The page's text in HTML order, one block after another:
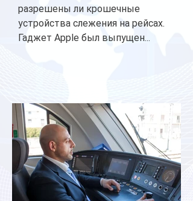
разрешены ли крошечные
устройства слежения на рейсах.
Гаджет Apple был выпущен...